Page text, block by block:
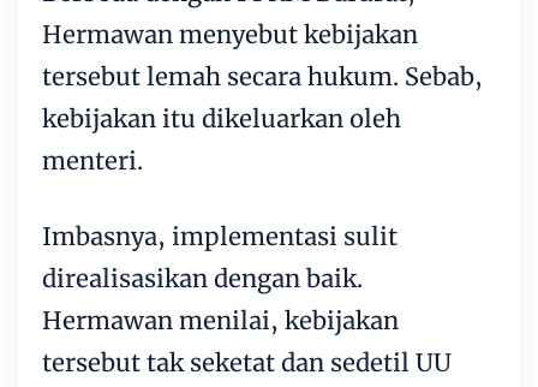
Hermawan menyebut kebijakan
tersebut lemah secara hukum. Sebab,
kebijakan itu dikeluarkan oleh
menteri.
Imbasnya, implementasi sulit
direalisasikan dengan baik.
Hermawan menilai, kebijakan
tersebut tak seketat dan sedetil UU